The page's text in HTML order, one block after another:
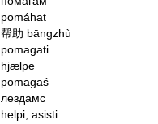
pomáhat
帮助 bāngzhù
pomagati
hjælpe
pomagaś
лездамс
helpi, asisti